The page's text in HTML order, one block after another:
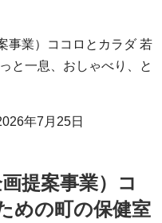
事業）ココロとカラダ 若
と一息、おしゃべり、と
年7月25日
提案事業）コ
めの町の保健室